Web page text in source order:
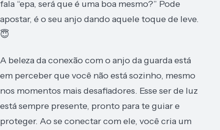
fala “epa, será que é uma boa mesmo?” Pode
apostar, é o seu anjo dando aquele toque de leve.
😇
A beleza da conexão com o anjo da guarda está
em perceber que você não está sozinho, mesmo
nos momentos mais desafiadores. Esse ser de luz
está sempre presente, pronto para te guiar e
proteger. Ao se conectar com ele, você cria um